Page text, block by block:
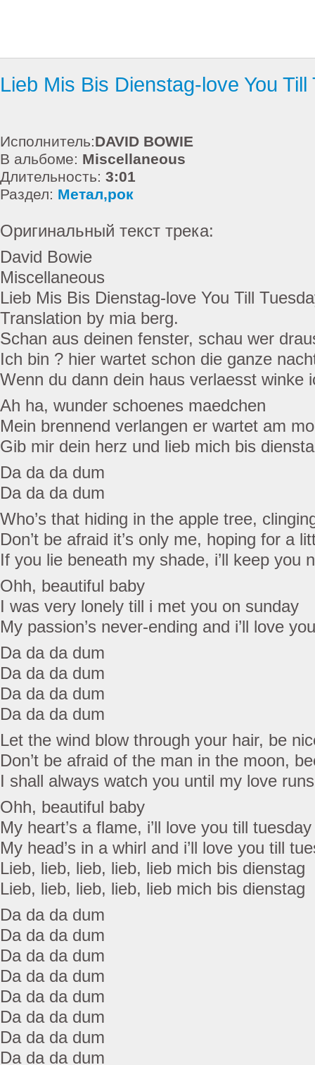
Lieb Mis Bis Dienstag-love You Till
Исполнитель:DAVID BOWIE
В альбоме: Miscellaneous
Длительность: 3:01
Раздел: Метал,рок
Оригинальный текст трека:
David Bowie
Miscellaneous
Lieb Mis Bis Dienstag-love You Till
Translation by mia berg.
Schan aus deinen fenster, schau wer
Ich bin ? hier wartet schon die ganze
Wenn du dann dein haus verlaesst winke
Ah ha, wunder schoenes maedchen
Mein brennend verlangen er wartet am
Gib mir dein herz und lieb mich bis
Da da da dum
Da da da dum
Who’s that hiding in the apple tree,
Don’t be afraid it’s only me, hoping for a
If you lie beneath my shade, i’ll keep you
Ohh, beautiful baby
I was very lonely till i met you on sunday
My passion’s never-ending and i’ll love
Da da da dum
Da da da dum
Da da da dum
Da da da dum
Let the wind blow through your hair, be
Don’t be afraid of the man in the moon,
I shall always watch you until my love
Ohh, beautiful baby
My heart’s a flame, i’ll love you till tuesday
My head’s in a whirl and i’ll love you till
Lieb, lieb, lieb, lieb, lieb mich bis dienstag
Lieb, lieb, lieb, lieb, lieb mich bis dienstag
Da da da dum
Da da da dum
Da da da dum
Da da da dum
Da da da dum
Da da da dum
Da da da dum
Da da da dum